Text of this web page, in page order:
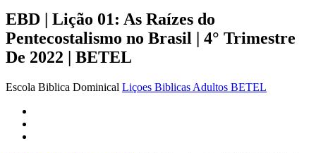
EBD | Lição 01: As Raízes do
Pentecostalismo no Brasil | 4° Trimestre
De 2022 | BETEL
Escola Biblica Dominical Liçoes Biblicas Adultos BETEL